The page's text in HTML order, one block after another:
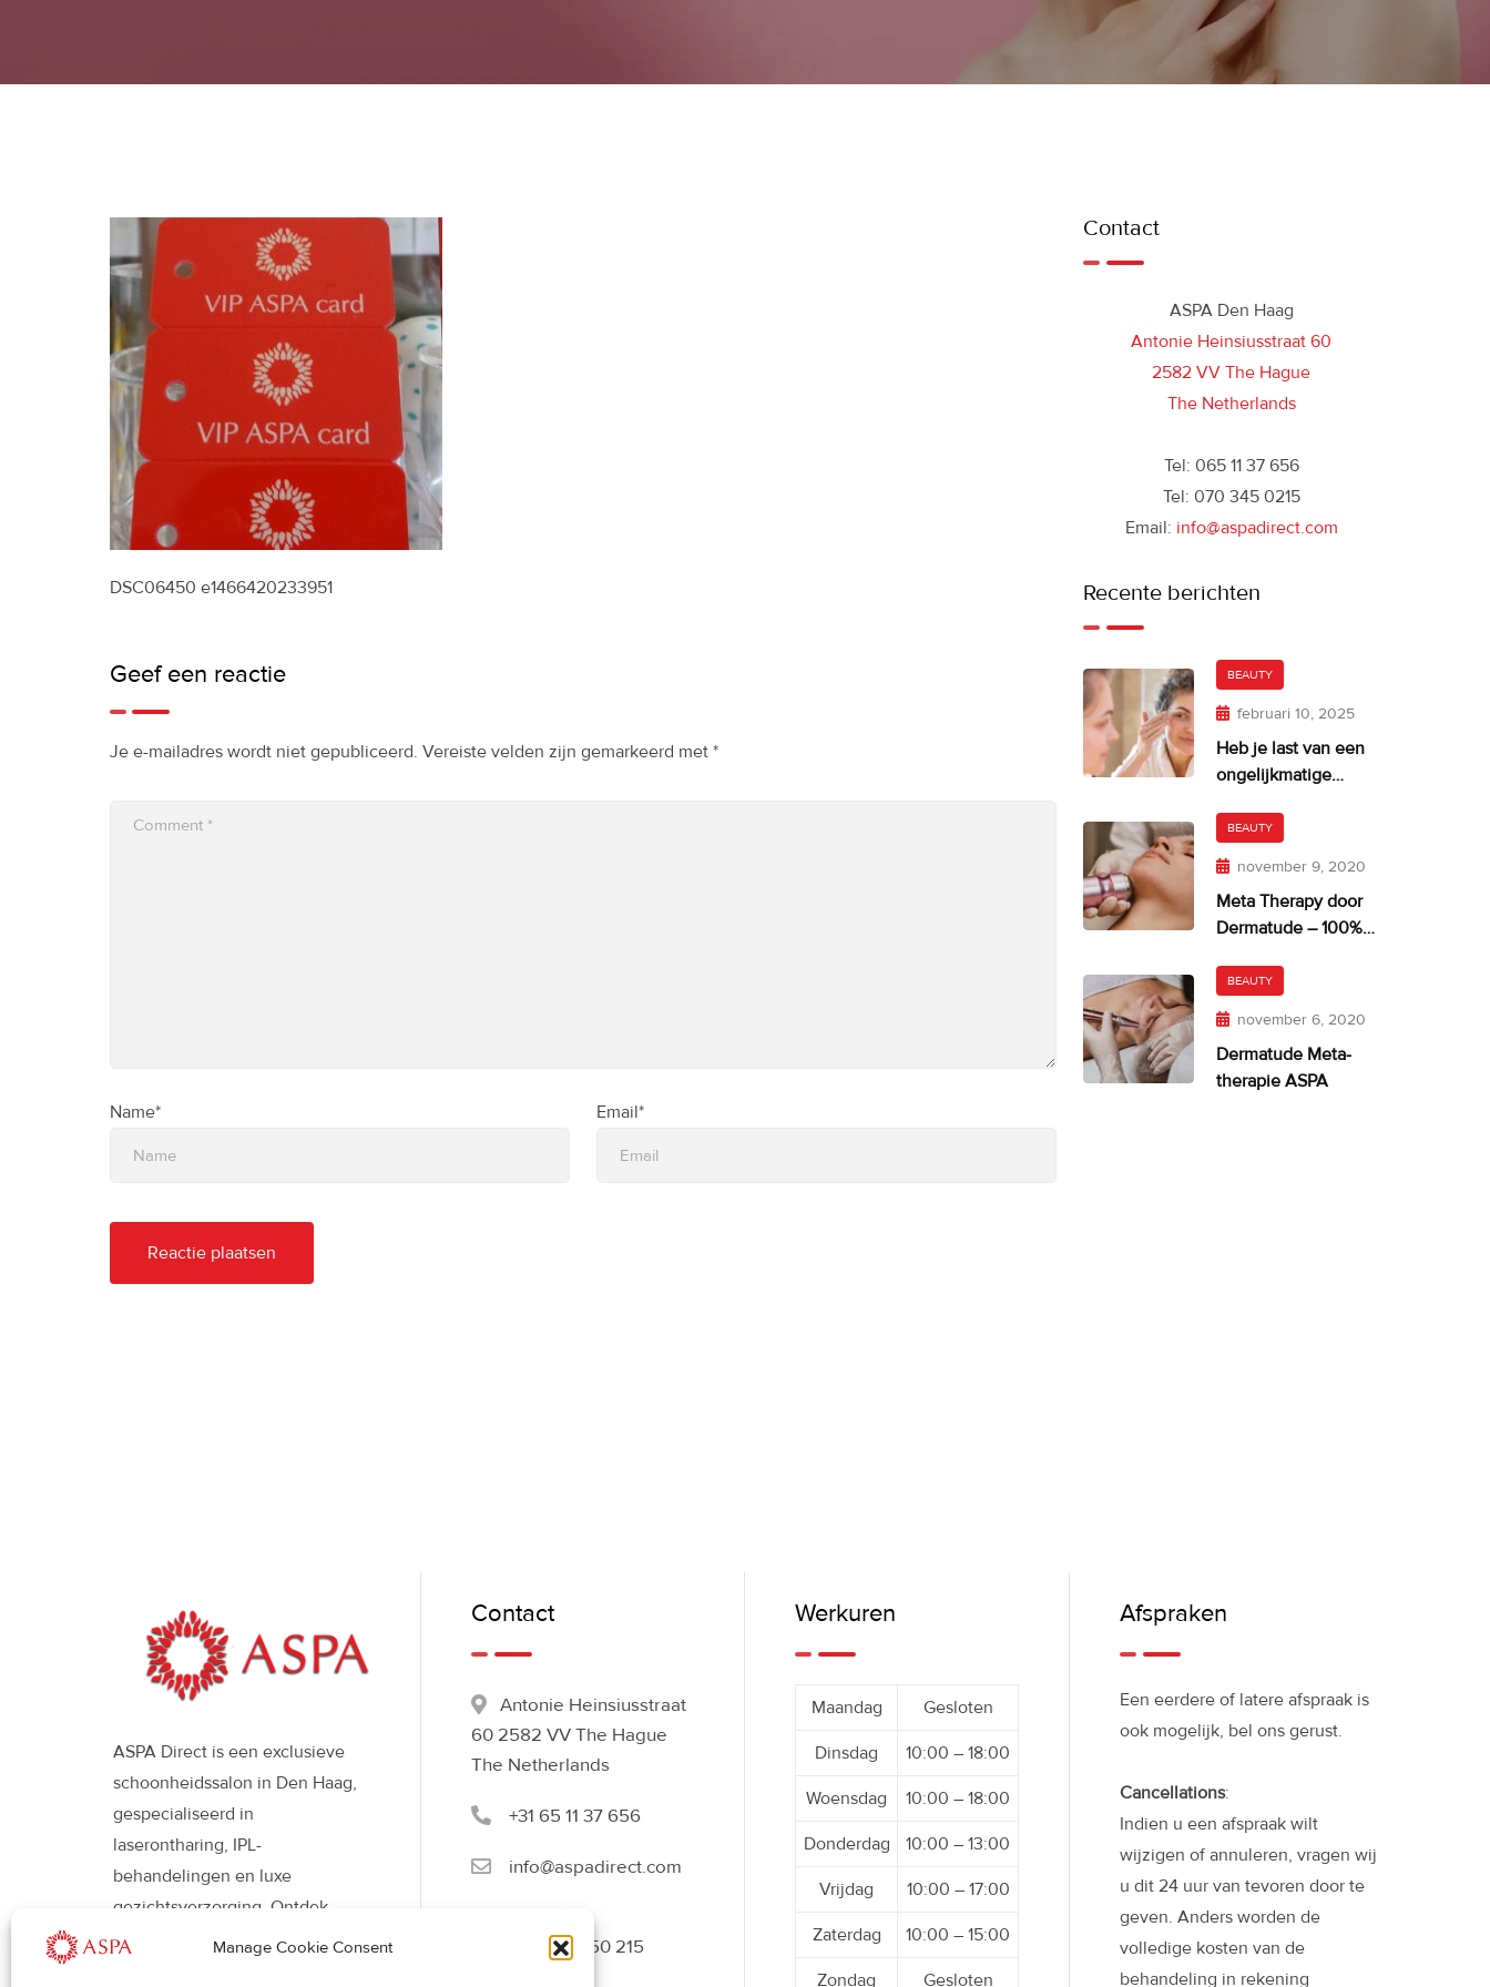
Manage Cookie Consent
DSC06450 e1466420233951
Geef een reactie
Je e-mailadres wordt niet gepubliceerd. Vereiste velden zijn gemarkeerd met *
Name* Email*
Contact
ASPA Den Haag
Antonie Heinsiusstraat 60
2582 VV The Hague
The Netherlands
Tel: 065 11 37 656
Tel: 070 345 0215
Email: info@aspadirect.com
Recente berichten
BEAUTY
februari 10, 2025
Heb je last van een
ongelijkmatige
BEAUTY
november 9, 2020
Meta Therapy door
Dermatude – 100%
BEAUTY
november 6, 2020
Dermatude Meta-
therapie ASPA
ASPA Direct is een exclusieve
schoonheidssalon in Den Haag,
gespecialiseerd in
laserontharing, IPL-
behandelingen en luxe
gezichtsverzorging. Ontdek
moderne beautybehandelingen
Contact
Antonie Heinsiusstraat
60 2582 VV The Hague
The Netherlands
+31 65 11 37 656
info@aspadirect.com
+31 70 34 50 215
Werkuren
Maandag Gesloten
Dinsdag 10:00 – 18:00
Woensdag 10:00 – 18:00
Donderdag 10:00 – 13:00
Vrijdag 10:00 – 17:00
Zaterdag 10:00 – 15:00
Zondag Gesloten
Afspraken
Een eerdere of latere afspraak is
ook mogelijk, bel ons gerust.
Cancellations:
Indien u een afspraak wilt
wijzigen of annuleren, vragen wij
u dit 24 uur van tevoren door te
geven. Anders worden de
volledige kosten van de
behandeling in rekening